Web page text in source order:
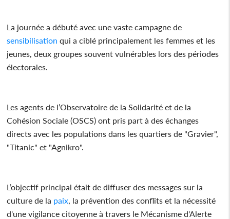
La journée a débuté avec une vaste campagne de
sensibilisation qui a ciblé principalement les femmes et les
jeunes, deux groupes souvent vulnérables lors des périodes
électorales.
Les agents de l’Observatoire de la Solidarité et de la
Cohésion Sociale (OSCS) ont pris part à des échanges
directs avec les populations dans les quartiers de "Gravier",
"Titanic" et "Agnikro".
L’objectif principal était de diffuser des messages sur la
culture de la paix, la prévention des conflits et la nécessité
d'une vigilance citoyenne à travers le Mécanisme d'Alerte